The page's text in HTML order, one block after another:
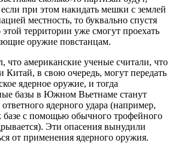
при этом накидать мешки с землей
местность, то буквально спустя
этой территории уже смогут проехать
оружие повстанцам.
что американские ученые считали, что
в свою очередь, могут передать
ядерное оружие, и тогда
базы в Южном Вьетнаме станут
ядерного удара (например,
базе с помощью обычного трофейного
Эти опасения вынудили
от применения ядерного оружия.